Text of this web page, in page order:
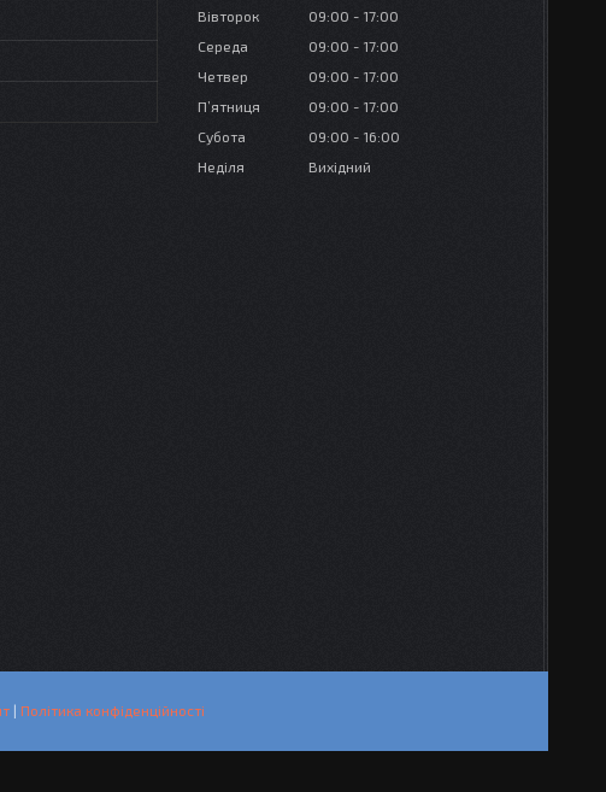
Вівторок
09:00
17:00
Середа
09:00
17:00
Четвер
09:00
17:00
Пʼятниця
09:00
17:00
Субота
09:00
16:00
Неділя
Вихідний
| Політика конфіденційності